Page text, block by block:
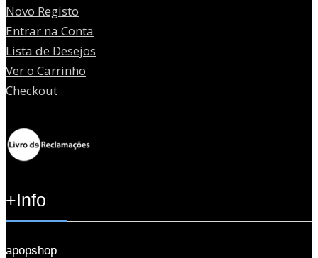
Novo Registo
Entrar na Conta
Lista de Desejos
Ver o Carrinho
Checkout
+Info
apopshop